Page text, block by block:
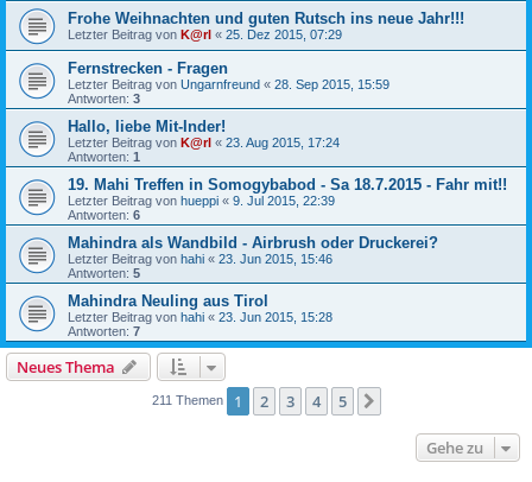
Frohe Weihnachten und guten Rutsch ins neue Jahr!!!
Letzter Beitrag von K@rl « 25. Dez 2015, 07:29
Fernstrecken - Fragen
Letzter Beitrag von Ungarnfreund « 28. Sep 2015, 15:59
Antworten: 3
Hallo, liebe Mit-Inder!
Letzter Beitrag von K@rl « 23. Aug 2015, 17:24
Antworten: 1
19. Mahi Treffen in Somogybabod - Sa 18.7.2015 - Fahr mit!!
Letzter Beitrag von hueppi « 9. Jul 2015, 22:39
Antworten: 6
Mahindra als Wandbild - Airbrush oder Druckerei?
Letzter Beitrag von hahi « 23. Jun 2015, 15:46
Antworten: 5
Mahindra Neuling aus Tirol
Letzter Beitrag von hahi « 23. Jun 2015, 15:28
Antworten: 7
Neues Thema
211 Themen 1 2 3 4 5
Gehe zu